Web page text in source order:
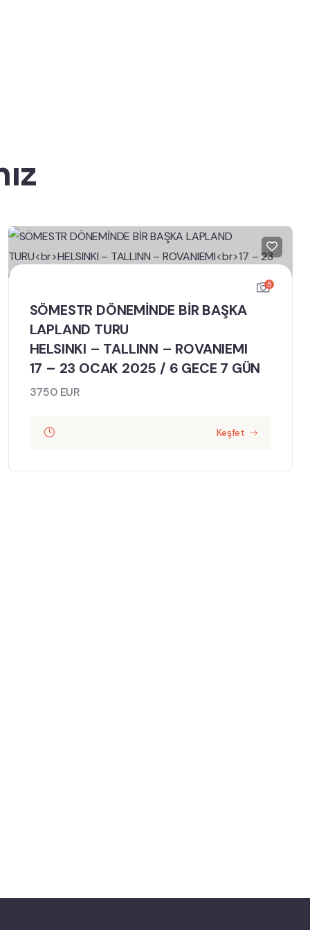
5
SÖMESTR DÖNEMİNDE BİR BAŞKA
LAPLAND TURU
HELSINKI – TALLINN – ROVANIEMI
17 – 23 OCAK 2025 / 6 GECE 7 GÜN
3750 EUR
Keşfet